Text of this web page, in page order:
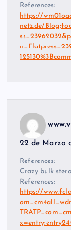
References:
https://
netz.de/
22 de Marzo
References:
Crazy bulk
References:
https://